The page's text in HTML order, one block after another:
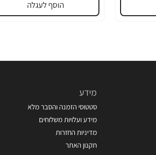
הוסף לעגלה
מידע
סטטוסי הזמנה והסבר מלא
מידע ועלויות משלוחים
מדיניות החזרות
תקנון האתר